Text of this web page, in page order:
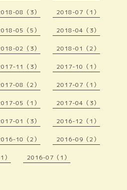
08（3） 2018-07（1）
05（5） 2018-04（3）
02（3） 2018-01（2）
11（3） 2017-10（1）
08（2） 2017-07（1）
05（1） 2017-04（3）
01（3） 2016-12（1）
10（2） 2016-09（2）
2016-07（1）